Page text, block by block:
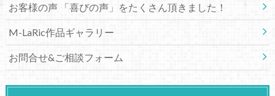
お客様の声 「喜びの声」をたくさん頂きました！
M-LaRic作品ギャラリー
お問合せ&ご相談フォーム